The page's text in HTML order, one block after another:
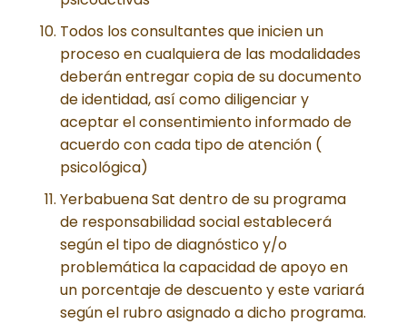
Todos los consultantes que inicien un
proceso en cualquiera de las modalidades
deberán entregar copia de su documento
de identidad, así como diligenciar y
aceptar el consentimiento informado de
acuerdo con cada tipo de atención (
psicológica)
Yerbabuena Sat dentro de su programa
de responsabilidad social establecerá
según el tipo de diagnóstico y/o
problemática la capacidad de apoyo en
un porcentaje de descuento y este variará
según el rubro asignado a dicho programa.